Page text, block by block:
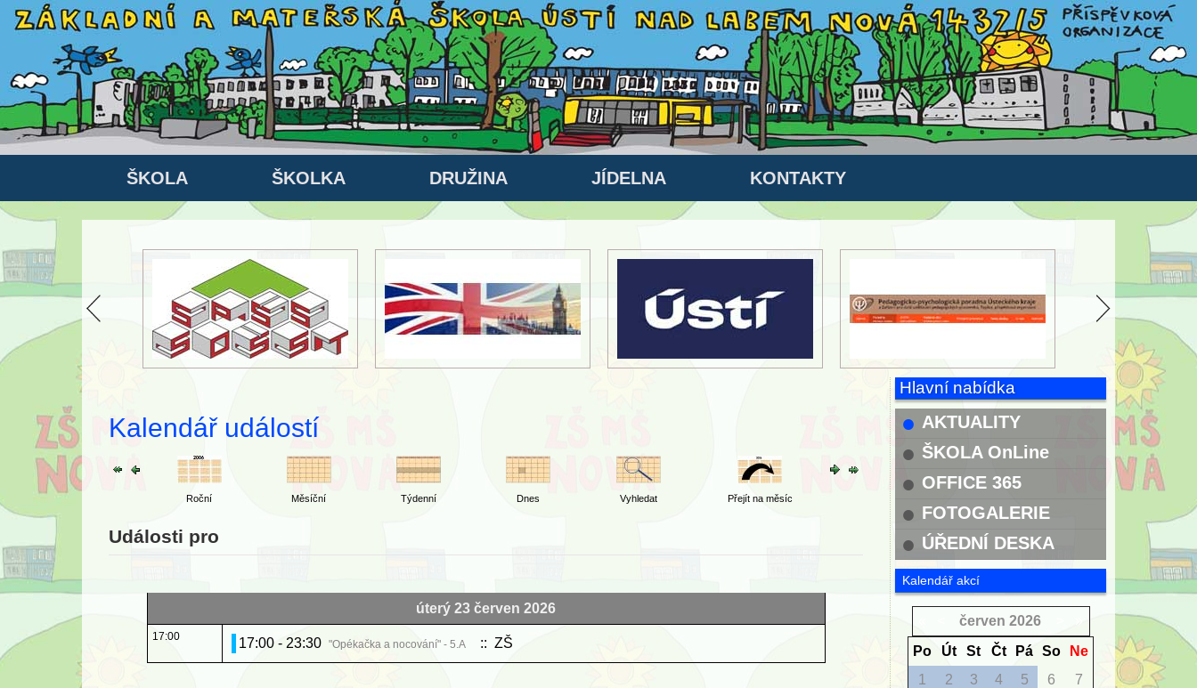
ŠKOLA ŠKOLKA DRUŽINA JÍDELNA KONTAKTY
Kalendář událostí
Roční Měsíční Týdenní Dnes Vyhledat Přejít na měsíc
Události pro
úterý 23 červen 2026
17:00 17:00 - 23:30 "Opékačka a nocování" - 5.A :: ZŠ
Hlavní nabídka
AKTUALITY
ŠKOLA OnLine
OFFICE 365
FOTOGALERIE
ÚŘEDNÍ DESKA
Kalendář akcí
červen 2026
Po
Út St Čt Pá So
Ne
1
2 3 4 5 6
7